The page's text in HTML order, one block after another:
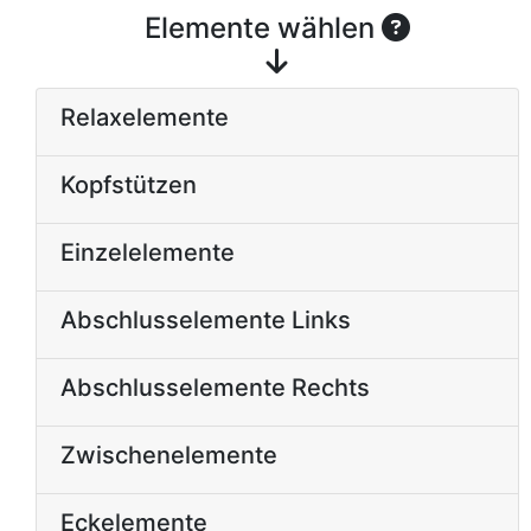
Elemente wählen
Relaxelemente
Kopfstützen
Einzelelemente
Abschlusselemente Links
Abschlusselemente Rechts
Zwischenelemente
Eckelemente